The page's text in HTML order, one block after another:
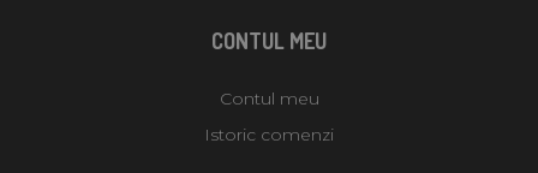
CONTUL MEU
Contul meu
Istoric comenzi